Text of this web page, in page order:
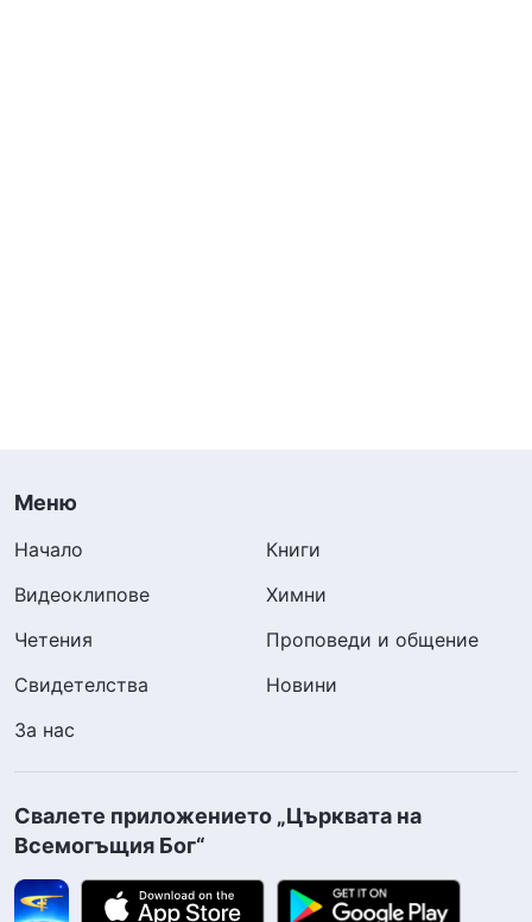
Меню
Начало
Книги
Видеоклипове
Химни
Четения
Проповеди и общение
Свидетелства
Новини
За нас
Свалете приложението „Църквата на
Всемогъщия Бог“